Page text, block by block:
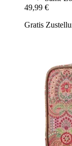
49,99 €
Gratis